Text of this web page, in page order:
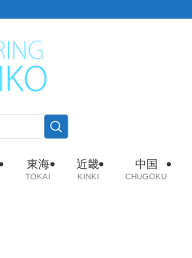
東海
TOKAI
近畿
KINKI
中国
CHUGOKU